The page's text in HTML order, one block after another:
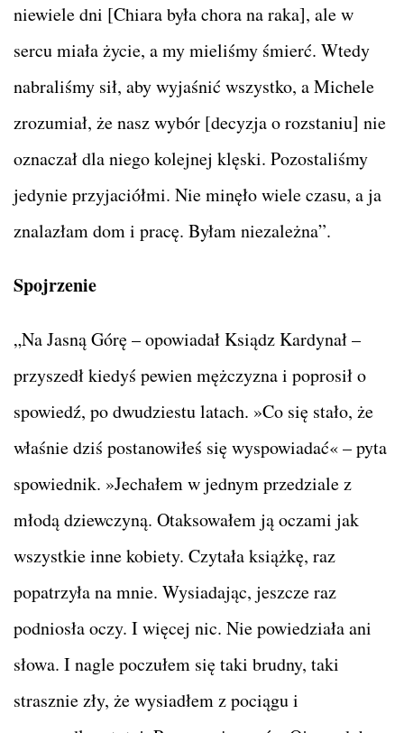
niewiele dni [Chiara była chora na raka], ale w
sercu miała życie, a my mieliśmy śmierć. Wtedy
nabraliśmy sił, aby wyjaśnić wszystko, a Michele
zrozumiał, że nasz wybór [decyzja o rozstaniu] nie
oznaczał dla niego kolejnej klęski. Pozostaliśmy
jedynie przyjaciółmi. Nie minęło wiele czasu, a ja
znalazłam dom i pracę. Byłam niezależna”.
Spojrzenie
„Na Jasną Górę – opowiadał Ksiądz Kardynał –
przyszedł kiedyś pewien mężczyzna i poprosił o
spowiedź, po dwudziestu latach. »Co się stało, że
właśnie dziś postanowiłeś się wyspowiadać« – pyta
spowiednik. »Jechałem w jednym przedziale z
młodą dziewczyną. Otaksowałem ją oczami jak
wszystkie inne kobiety. Czytała książkę, raz
popatrzyła na mnie. Wysiadając, jeszcze raz
podniosła oczy. I więcej nic. Nie powiedziała ani
słowa. I nagle poczułem się taki brudny, taki
strasznie zły, że wysiadłem z pociągu i